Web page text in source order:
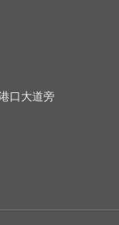
口大道旁